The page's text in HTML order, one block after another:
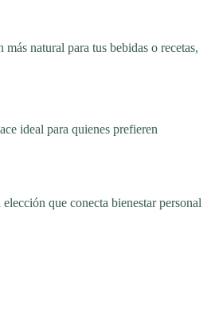
natural para tus bebidas o recetas,
ideal para quienes prefieren
que conecta bienestar personal